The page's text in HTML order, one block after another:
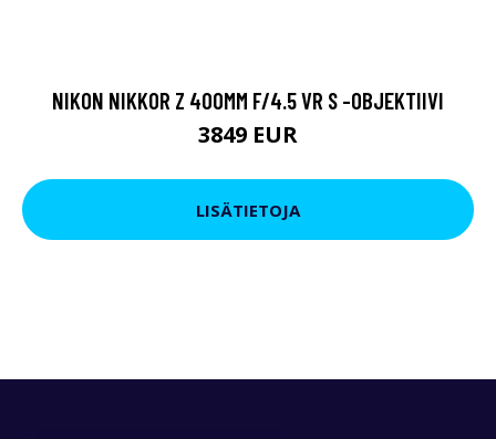
NIKON NIKKOR Z 400MM F/4.5 VR S -OBJEKTIIVI
3849 EUR
LISÄTIETOJA